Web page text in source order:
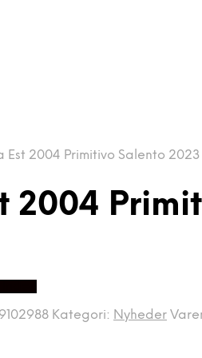
Est 2004 Primitivo Salento
2004
Kategori: Nyheder